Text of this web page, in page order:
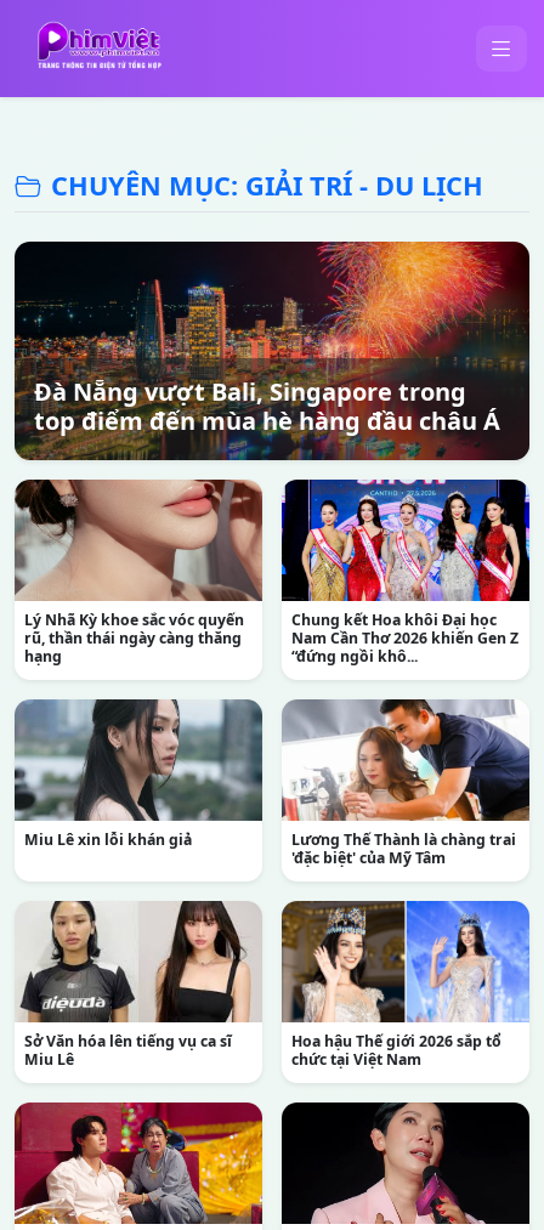
CHUYÊN MỤC: GIẢI TRÍ - DU LỊCH
Đà Nẵng vượt Bali, Singapore trong
top điểm đến mùa hè hàng đầu châu Á
Lý Nhã Kỳ khoe sắc vóc quyến
rũ, thần thái ngày càng thăng
hạng
Chung kết Hoa khôi Đại học
Nam Cần Thơ 2026 khiến Gen Z
“đứng ngồi khô...
Miu Lê xin lỗi khán giả
Lương Thế Thành là chàng trai
'đặc biệt' của Mỹ Tâm
Sở Văn hóa lên tiếng vụ ca sĩ
Miu Lê
Hoa hậu Thế giới 2026 sắp tổ
chức tại Việt Nam